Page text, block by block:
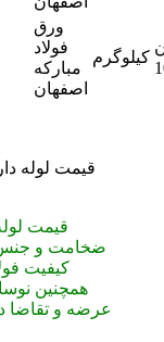
ورق
فولاد
مبارکه
اصفهان
کیلوگرم
قیمت لوله
قیمت
ضخامت و جنس
کیفیت
همچنین
عرضه و تقاضا